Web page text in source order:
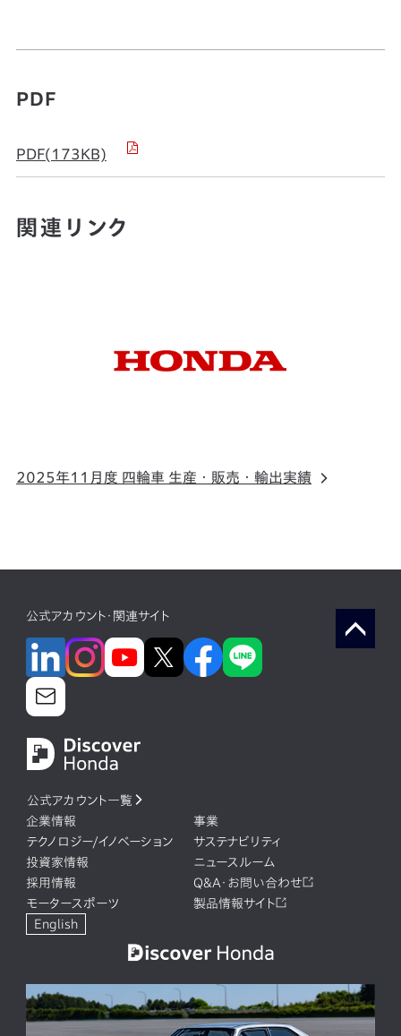
PDF
PDF(173KB)
関連リンク
2025年11月度 四輪車 生産・販売・輸出実績
公式アカウント・関連サイト
公式アカウント一覧
企業情報
事業
テクノロジー/イノベーション
サステナビリティ
投資家情報
ニュースルーム
採用情報
Q&A・お問い合わせ
モータースポーツ
製品情報サイト
English